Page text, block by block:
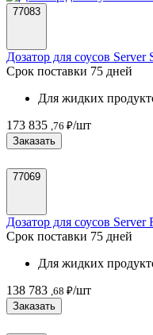
77083
Дозатор для соусов
Срок поставки 75 дней
Для жидких
173 835 ,76 ₽/шт
Заказать
77069
Дозатор для соусов
Срок поставки 75 дней
Для жидких
138 783 ,68 ₽/шт
Заказать